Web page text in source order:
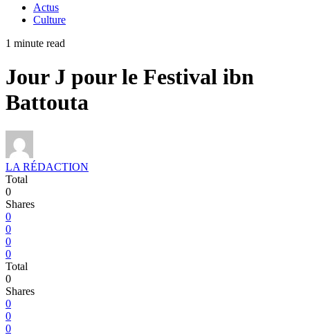
Actus
Culture
1 minute read
Jour J pour le Festival ibn
Battouta
LA RÉDACTION
Total
0
Shares
0
0
0
0
Total
0
Shares
0
0
0